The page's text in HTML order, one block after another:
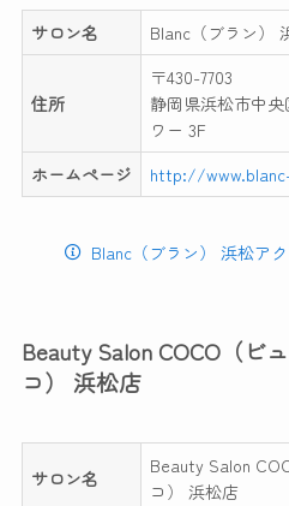
サロン名 Blanc（ブラン）
住所
〒430-7703
静岡県浜松市中央
ワー 3F
ホームページ
http://
Blanc（ブラン） 浜松ア
Beauty Salon COCO（ビ
コ） 浜松店
サロン名
Beauty Salon
コ） 浜松店